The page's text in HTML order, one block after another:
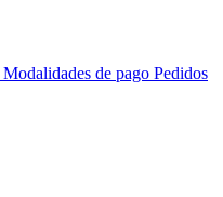
Modalidades de pago Pedidos